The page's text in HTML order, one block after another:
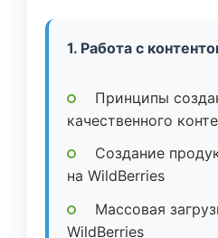
1. Работа с
Принципы
качественного
Создание
на WildBerries
Массовая
WildBerries